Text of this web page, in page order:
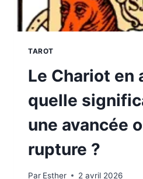
TAROT
Le Chariot en
quelle
une avancée
rupture ?
Par Esther 2 avril 2026